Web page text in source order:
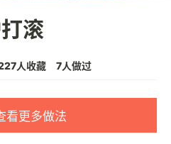
滚
人收藏 7人做过
看更多做法